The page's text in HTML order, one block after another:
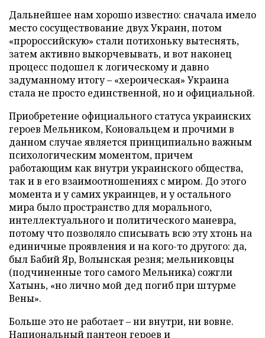
Дальнейшее нам хорошо известно: сначала имело
место сосуществование двух Украин, потом
«пророссийскую» стали потихоньку вытеснять,
затем активно выкорчевывать, и вот наконец
процесс подошел к логическому и давно
задуманному итогу – «хероическая» Украина
стала не просто единственной, но и официальной.
Приобретение официального статуса украинских
героев Мельником, Коновальцем и прочими в
данном случае является принципиально важным
психологическим моментом, причем
работающим как внутри украинского общества,
так и в его взаимоотношениях с миром. До этого
момента и у самих украинцев, и у остального
мира было пространство для морального,
интеллектуального и политического маневра,
потому что позволяло списывать всю эту хтонь на
единичные проявления и на кого-то другого: да,
был Бабий Яр, Волынская резня; мельниковцы
(подчиненные того самого Мельника) сожгли
Хатынь, «но лично мой дед погиб при штурме
Вены».
Больше это не работает – ни внутри, ни вовне.
Национальный пантеон героев и